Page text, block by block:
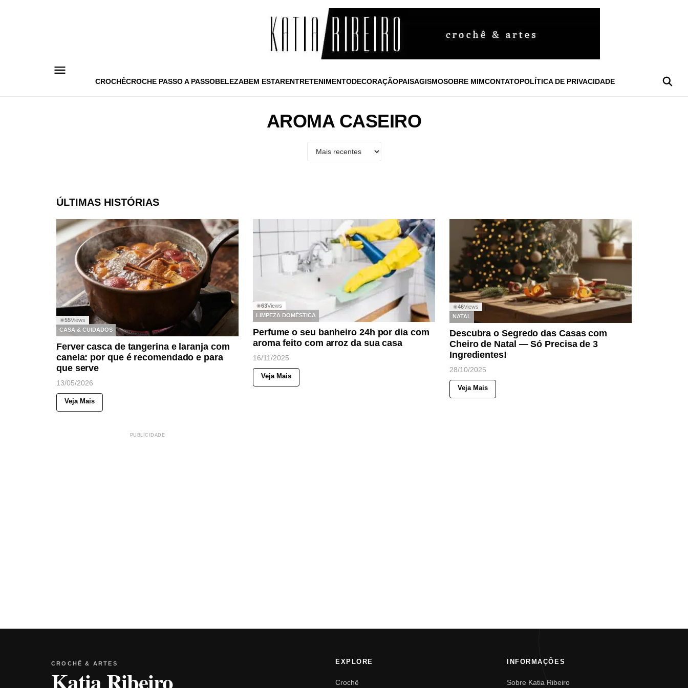
CROCHÊCROCHE PASSO A PASSOBELEZABEM ESTARENTRETENIMENTODECORAÇÃOPAISAGISMOSOBRE MIMCONTATOPOLÍTICA DE PRIVACIDADE
AROMA CASEIRO
ÚLTIMAS HISTÓRIAS
◉55Views
CASA & CUIDADOS
Ferver casca de tangerina e laranja com
canela: por que é recomendado e para
que serve
13/05/2026
Veja Mais
◉63Views
LIMPEZA DOMÉSTICA
Perfume o seu banheiro 24h por dia com
aroma feito com arroz da sua casa
16/11/2025
Veja Mais
◉46Views
NATAL
Descubra o Segredo das Casas com
Cheiro de Natal — Só Precisa de 3
Ingredientes!
28/10/2025
Veja Mais
PUBLICIDADE
CROCHÊ & ARTES
Katia Ribeiro
EXPLORE
Crochê
INFORMAÇÕES
Sobre Katia Ribeiro